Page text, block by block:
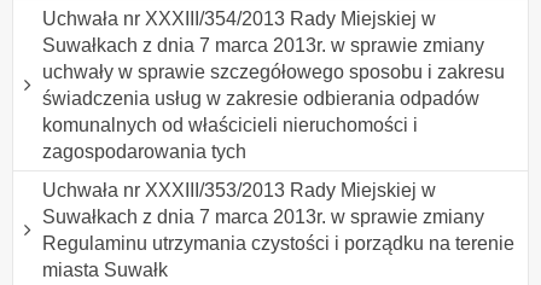
Uchwała nr XXXIII/354/2013 Rady Miejskiej w
Suwałkach z dnia 7 marca 2013r. w sprawie zmiany
uchwały w sprawie szczegółowego sposobu i zakresu
świadczenia usług w zakresie odbierania odpadów
komunalnych od właścicieli nieruchomości i
zagospodarowania tych
Uchwała nr XXXIII/353/2013 Rady Miejskiej w
Suwałkach z dnia 7 marca 2013r. w sprawie zmiany
Regulaminu utrzymania czystości i porządku na terenie
miasta Suwałk